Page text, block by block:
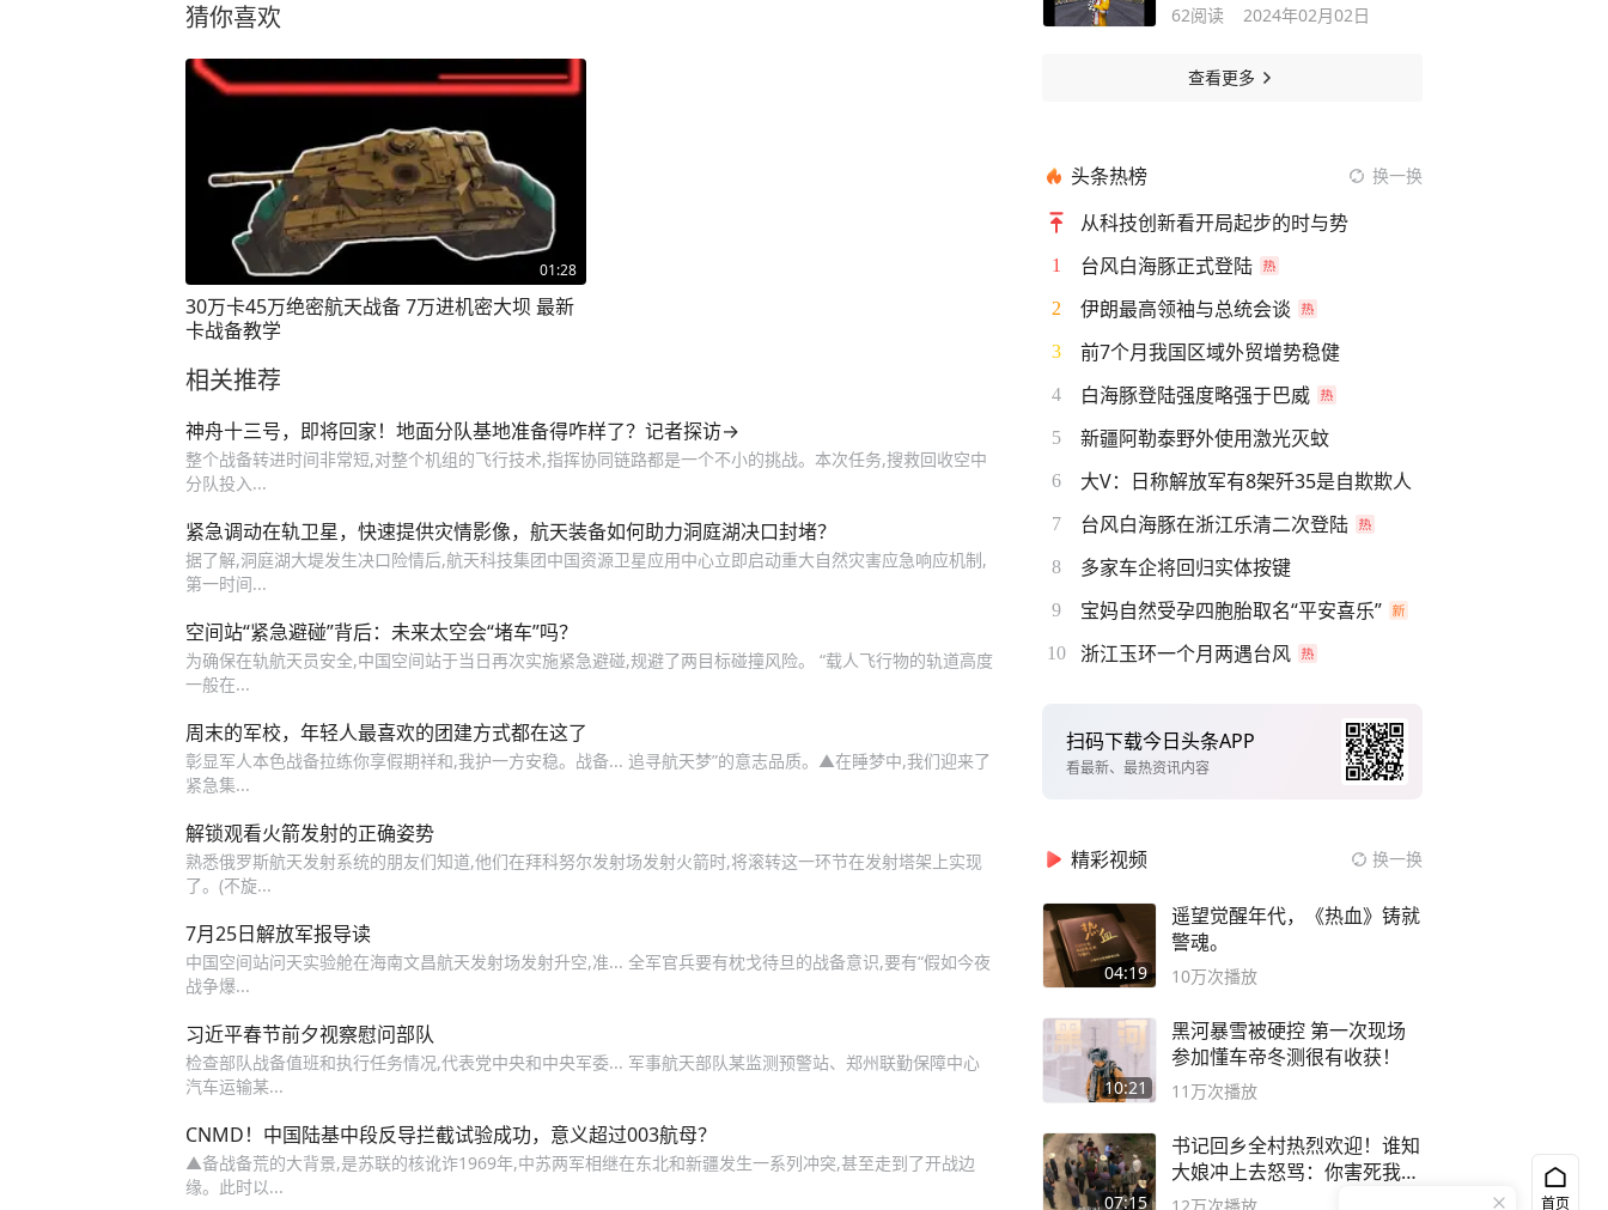
猜你喜欢
01:28
30万卡45万绝密航天战备 7万进机密大坝 最新
卡战备教学
相关推荐
神舟十三号，即将回家！地面分队基地准备得咋样了？记者探访→
整个战备转进时间非常短,对整个机组的飞行技术,指挥协同链路都是一个不小的挑战。本次任务,搜救回收空中
分队投入...
紧急调动在轨卫星，快速提供灾情影像，航天装备如何助力洞庭湖决口封堵？
据了解,洞庭湖大堤发生决口险情后,航天科技集团中国资源卫星应用中心立即启动重大自然灾害应急响应机制,
第一时间...
空间站“紧急避碰”背后：未来太空会“堵车”吗？
为确保在轨航天员安全,中国空间站于当日再次实施紧急避碰,规避了两目标碰撞风险。 “载人飞行物的轨道高度
一般在...
周末的军校，年轻人最喜欢的团建方式都在这了
彰显军人本色战备拉练你享假期祥和,我护一方安稳。战备... 追寻航天梦”的意志品质。▲在睡梦中,我们迎来了
紧急集...
解锁观看火箭发射的正确姿势
熟悉俄罗斯航天发射系统的朋友们知道,他们在拜科努尔发射场发射火箭时,将滚转这一环节在发射塔架上实现
了。(不旋...
7月25日解放军报导读
中国空间站问天实验舱在海南文昌航天发射场发射升空,准... 全军官兵要有枕戈待旦的战备意识,要有“假如今夜
战争爆...
习近平春节前夕视察慰问部队
检查部队战备值班和执行任务情况,代表党中央和中央军委... 军事航天部队某监测预警站、郑州联勤保障中心
汽车运输某...
CNMD！中国陆基中段反导拦截试验成功，意义超过003航母？
▲备战备荒的大背景,是苏联的核讹诈1969年,中苏两军相继在东北和新疆发生一系列冲突,甚至走到了开战边
缘。此时以...
62阅读 2024年02月02日
查看更多
头条热榜 换一换
从科技创新看开局起步的时与势
1 台风白海豚正式登陆
2 伊朗最高领袖与总统会谈
3 前7个月我国区域外贸增势稳健
4 白海豚登陆强度略强于巴威
5 新疆阿勒泰野外使用激光灭蚊
6 大V：日称解放军有8架歼35是自欺欺人
7 台风白海豚在浙江乐清二次登陆
8 多家车企将回归实体按键
9 宝妈自然受孕四胞胎取名“平安喜乐”
10 浙江玉环一个月两遇台风
扫码下载今日头条APP
看最新、最热资讯内容
精彩视频 换一换
04:19
遥望觉醒年代，《热血》铸就
警魂。
10万次播放
10:21
黑河暴雪被硬控 第一次现场
参加懂车帝冬测很有收获！
11万次播放
07:15
书记回乡全村热烈欢迎！谁知
大娘冲上去怒骂：你害死我儿
子
首页